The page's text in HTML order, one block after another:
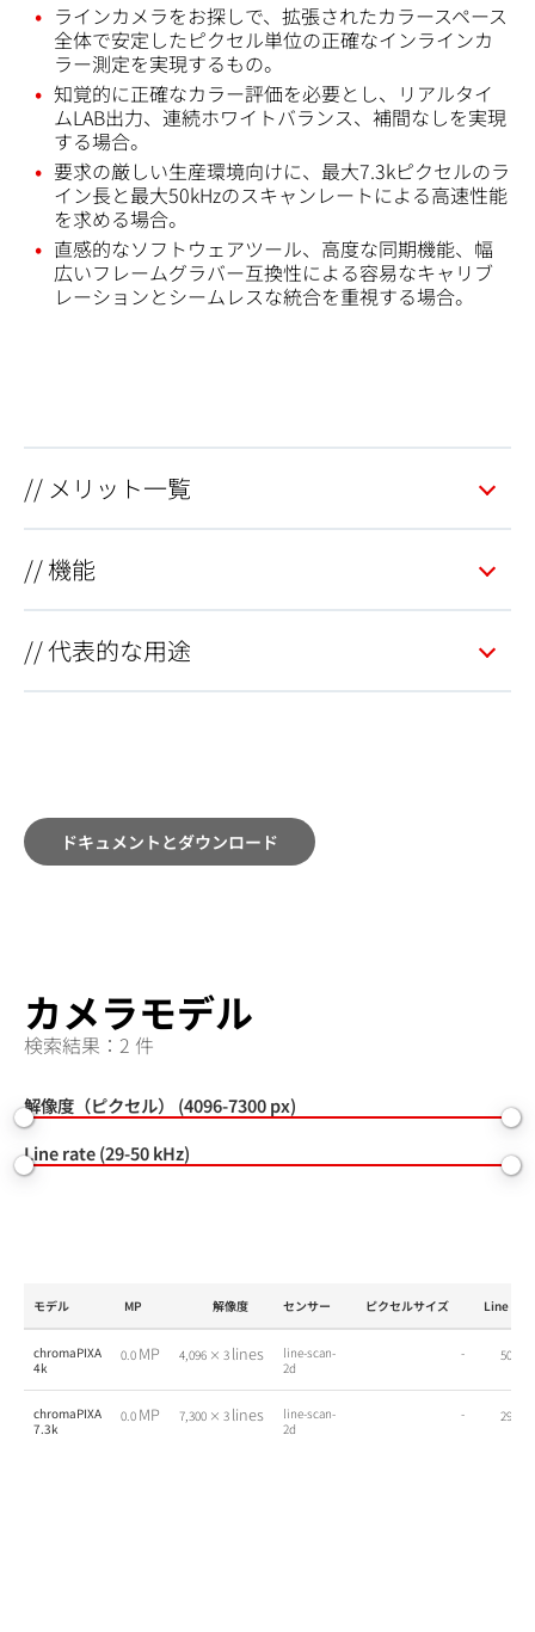
ラインカメラをお探しで、拡張されたカラースペース
全体で安定したピクセル単位の正確なインラインカ
ラー測定を実現するもの。
知覚的に正確なカラー評価を必要とし、リアルタイ
ムLAB出力、連続ホワイトバランス、補間なしを実現
する場合。
要求の厳しい生産環境向けに、最大7.3kピクセルのラ
イン長と最大50kHzのスキャンレートによる高速性能
を求める場合。
直感的なソフトウェアツール、高度な同期機能、幅
広いフレームグラバー互換性による容易なキャリブ
レーションとシームレスな統合を重視する場合。
// メリット一覧
// 機能
// 代表的な用途
ドキュメントとダウンロード
カメラモデル
検索結果：2 件
解像度（ピクセル） (4096-7300 px)
Line rate (29-50 kHz)
モデル MP 解像度 センサー ピクセルサイズ Line rate
chromaPIXA
4k
0.0 MP 4,096 × 3 lines
line-scan-
2d
- 50.0
chromaPIXA
7.3k
0.0 MP 7,300 × 3 lines
line-scan-
2d
- 29.0